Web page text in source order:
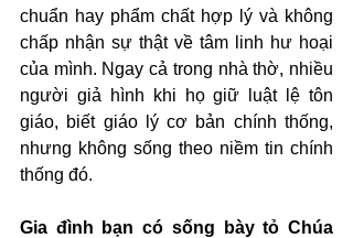
chuẩn hay phẩm chất hợp lý và không
chấp nhận sự thật về tâm linh hư hoại
của mình. Ngay cả trong nhà thờ, nhiều
người giả hình khi họ giữ luật lệ tôn
giáo, biết giáo lý cơ bản chính thống,
nhưng không sống theo niềm tin chính
thống đó.
Gia đình bạn có sống bày tỏ Chúa